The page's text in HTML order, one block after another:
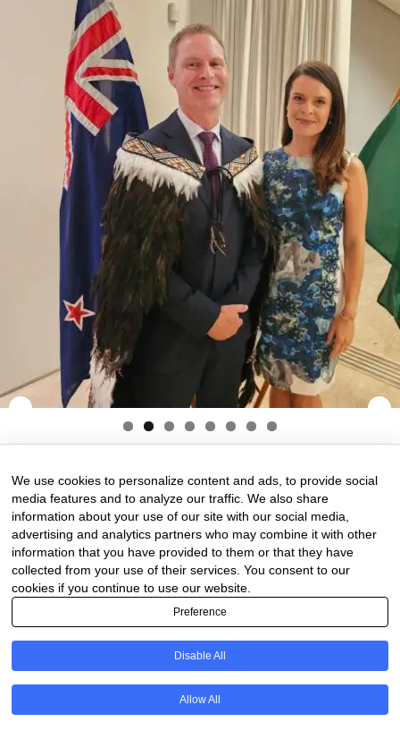
We use cookies to personalize content and ads, to provide social
media features and to analyze our traffic. We also share
information about your use of our site with our social media,
advertising and analytics partners who may combine it with other
information that you have provided to them or that they have
collected from your use of their services. You consent to our
cookies if you continue to use our website.
Preference
Disable All
Allow All